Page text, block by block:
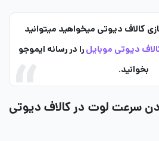
کالاف دیوتی میخواهید میتوانید
دیوتی موبایلرا در رسانه ایموجو
بخوانید.
سرعت لوت در کالاف دیوتی